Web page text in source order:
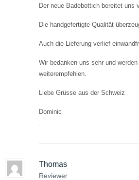
Der neue Badebottich bereitet uns
Die handgefertigte Qualität
Auch die Lieferung verlief
Wir bedanken uns sehr und
weiterempfehlen.
Liebe Grüsse aus der Schweiz
Dominic
Thomas
Reviewer